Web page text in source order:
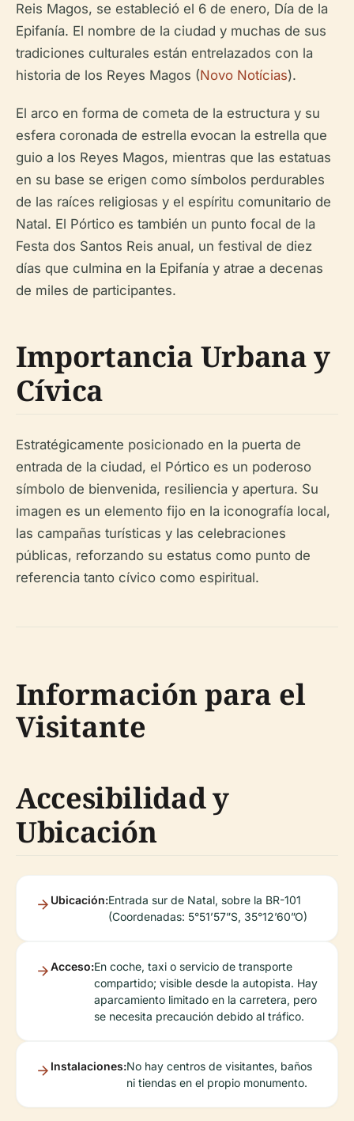
Reis Magos, se estableció el 6 de enero, Día de la
Epifanía. El nombre de la ciudad y muchas de sus
tradiciones culturales están entrelazados con la
historia de los Reyes Magos (Novo Notícias).
El arco en forma de cometa de la estructura y su
esfera coronada de estrella evocan la estrella que
guio a los Reyes Magos, mientras que las estatuas
en su base se erigen como símbolos perdurables
de las raíces religiosas y el espíritu comunitario de
Natal. El Pórtico es también un punto focal de la
Festa dos Santos Reis anual, un festival de diez
días que culmina en la Epifanía y atrae a decenas
de miles de participantes.
Importancia Urbana y
Cívica
Estratégicamente posicionado en la puerta de
entrada de la ciudad, el Pórtico es un poderoso
símbolo de bienvenida, resiliencia y apertura. Su
imagen es un elemento fijo en la iconografía local,
las campañas turísticas y las celebraciones
públicas, reforzando su estatus como punto de
referencia tanto cívico como espiritual.
Información para el
Visitante
Accesibilidad y
Ubicación
Ubicación:Entrada sur de Natal, sobre la BR-101
(Coordenadas: 5°51’57”S, 35°12’60”O)
Acceso:En coche, taxi o servicio de transporte
compartido; visible desde la autopista. Hay
aparcamiento limitado en la carretera, pero
se necesita precaución debido al tráfico.
Instalaciones:No hay centros de visitantes, baños
ni tiendas en el propio monumento.